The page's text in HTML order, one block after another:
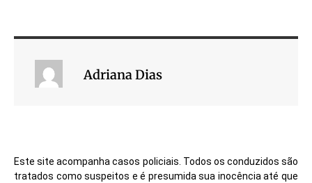
Adriana Dias
Este site acompanha casos policiais. Todos os conduzidos são
tratados como suspeitos e é presumida sua inocência até que